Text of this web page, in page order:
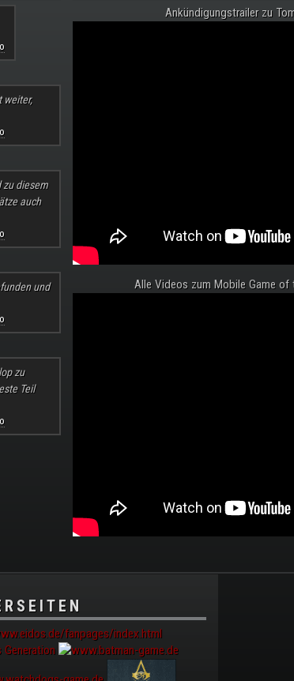
weiter,
zu diesem
auch
und
zu
Teil
Ankündigungstrailer zu
Alle Videos zum Mobile Game of